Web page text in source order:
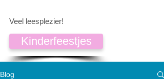
Veel leesplezier!
Kinderfeestjes
Blog